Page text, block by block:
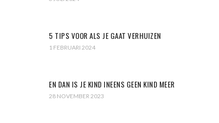
5 TIPS VOOR ALS JE GAAT VERHUIZEN
1 FEBRUARI 2024
EN DAN IS JE KIND INEENS GEEN KIND MEER
28 NOVEMBER 2023